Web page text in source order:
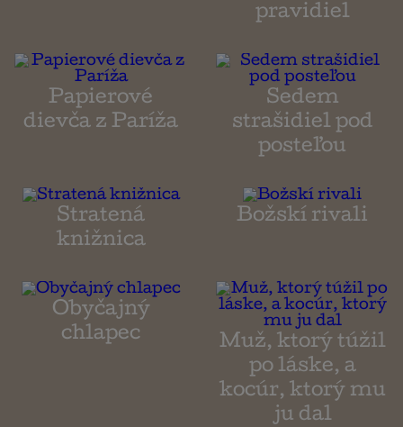
pravidiel
Papierové
dievča z Paríža
Sedem
strašidiel pod
posteľou
Stratená
knižnica
Božskí rivali
Obyčajný
chlapec
Muž, ktorý túžil
po láske, a
kocúr, ktorý mu
ju dal